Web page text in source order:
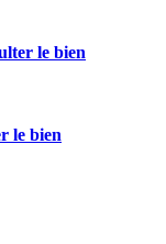
le bien
le bien